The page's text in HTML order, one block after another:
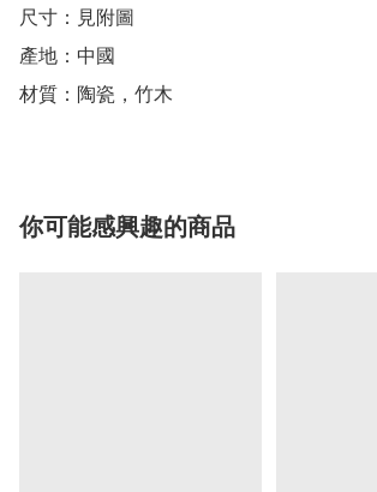
尺寸：見附圖
產地：中國
材質：陶瓷，竹木
你可能感興趣的商品